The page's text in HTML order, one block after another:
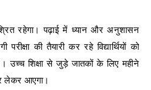
रहेगा। पढ़ाई में ध्यान और अनुशासन
की तैयारी कर रहे विद्यार्थियों को
उच्च शिक्षा से जुड़े जातकों के लिए महीने
लेकर आएगा।